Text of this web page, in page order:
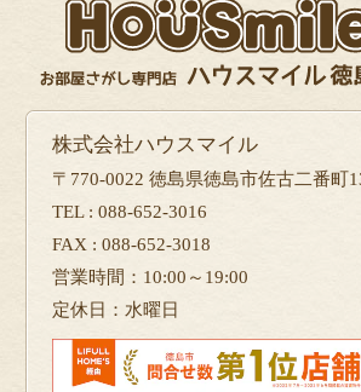
株式会社ハウスマイル
〒770-0022 徳島県徳島市佐古二番町
TEL : 088-652-3016
FAX : 088-652-3018
営業時間：10:00～19:00
定休日：水曜日